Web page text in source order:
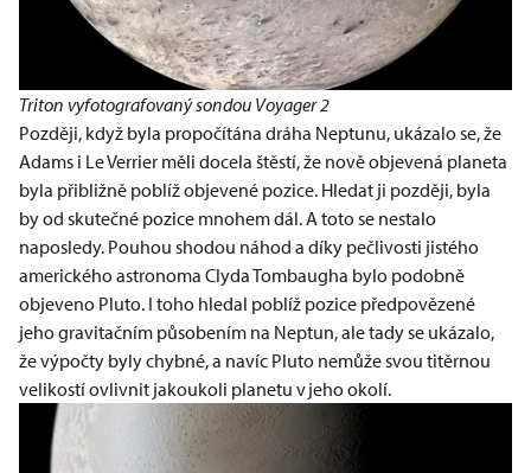
Triton vyfotografovaný sondou Voyager 2
Později, když byla propočítána dráha Neptunu, ukázalo se, že
Adams i Le Verrier měli docela štěstí, že nově objevená planeta
byla přibližně poblíž objevené pozice. Hledat ji později, byla
by od skutečné pozice mnohem dál. A toto se nestalo
naposledy. Pouhou shodou náhod a díky pečlivosti jistého
amerického astronoma Clyda Tombaugha bylo podobně
objeveno Pluto. I toho hledal poblíž pozice předpovězené
jeho gravitačním působením na Neptun, ale tady se ukázalo,
že výpočty byly chybné, a navíc Pluto nemůže svou titěrnou
velikostí ovlivnit jakoukoli planetu v jeho okolí.